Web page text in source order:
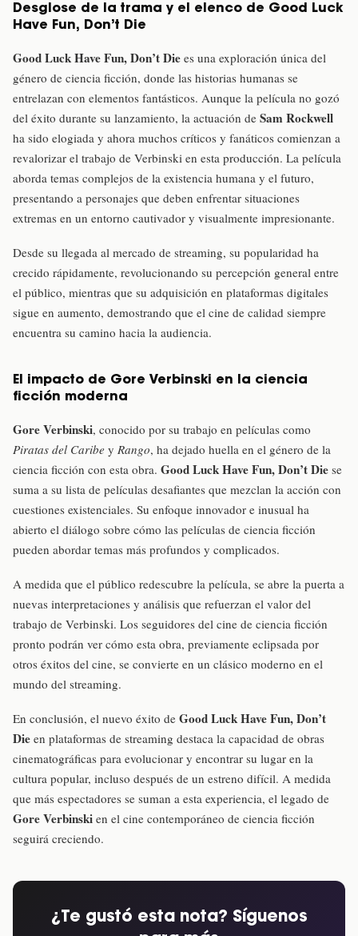
Desglose de la trama y el elenco de Good Luck
Have Fun, Don’t Die
Good Luck Have Fun, Don’t Die es una exploración única del
género de ciencia ficción, donde las historias humanas se
entrelazan con elementos fantásticos. Aunque la película no gozó
del éxito durante su lanzamiento, la actuación de Sam Rockwell
ha sido elogiada y ahora muchos críticos y fanáticos comienzan a
revalorizar el trabajo de Verbinski en esta producción. La película
aborda temas complejos de la existencia humana y el futuro,
presentando a personajes que deben enfrentar situaciones
extremas en un entorno cautivador y visualmente impresionante.
Desde su llegada al mercado de streaming, su popularidad ha
crecido rápidamente, revolucionando su percepción general entre
el público, mientras que su adquisición en plataformas digitales
sigue en aumento, demostrando que el cine de calidad siempre
encuentra su camino hacia la audiencia.
El impacto de Gore Verbinski en la ciencia
ficción moderna
Gore Verbinski, conocido por su trabajo en películas como
Piratas del Caribe y Rango, ha dejado huella en el género de la
ciencia ficción con esta obra. Good Luck Have Fun, Don’t Die se
suma a su lista de películas desafiantes que mezclan la acción con
cuestiones existenciales. Su enfoque innovador e inusual ha
abierto el diálogo sobre cómo las películas de ciencia ficción
pueden abordar temas más profundos y complicados.
A medida que el público redescubre la película, se abre la puerta a
nuevas interpretaciones y análisis que refuerzan el valor del
trabajo de Verbinski. Los seguidores del cine de ciencia ficción
pronto podrán ver cómo esta obra, previamente eclipsada por
otros éxitos del cine, se convierte en un clásico moderno en el
mundo del streaming.
En conclusión, el nuevo éxito de Good Luck Have Fun, Don’t
Die en plataformas de streaming destaca la capacidad de obras
cinematográficas para evolucionar y encontrar su lugar en la
cultura popular, incluso después de un estreno difícil. A medida
que más espectadores se suman a esta experiencia, el legado de
Gore Verbinski en el cine contemporáneo de ciencia ficción
seguirá creciendo.
¿Te gustó esta nota? Síguenos